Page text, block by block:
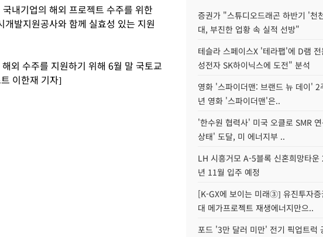
내기업의 해외 프로젝트 수주를 위한
발지원공사와 함께 실효성 있는 지원
외 수주를 지원하기 위해 6월 말 국토교
이한재 기자]
증권가 "스튜디오드래곤 하반기 '천
대, 부진한 업황 속 실적 선방"
테슬라 스페이스X '테라팹'에 D램
성전자 SK하이닉스에 도전" 분석
영화 '스파이더맨: 브랜드 뉴 데이'
년 영화 '스파이더맨'은..
'한수원 협력사' 미국 오클로 SMR
상태' 도달, 미 에너지부 ..
LH 시흥거모 A-5블록 신혼희망타
년 11월 입주 예정
[K-GX에 보이는 미래③] 유진투자
대 메가프로젝트 재생에너지만으..
포드 '3만 달러 미만' 전기 픽업트럭